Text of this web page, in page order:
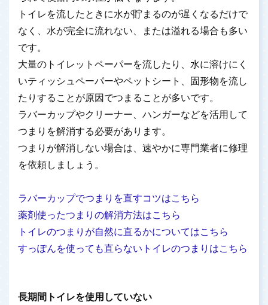
トイレを流したときに水が貯まるのが遅くなるだけで
なく、水が完全に流れない、または溢れる場合も多い
です。
大量のトイレットペーパーを流したり、水に溶けにく
いティッシュペーパーやペットシート、固形物を流し
たりすることが原因でつまることが多いです。
ラバーカップやクリーナー、ハンガーなどを活用して
つまりを解消する必要があります。
つまりが解消しない場合は、速やかに専門業者に修理
を依頼しましょう。
ラバーカップでつまりを直すコツはこちら
薬剤使ったつまりの解消方法はこちら
トイレのつまりが自然に直るかについてはこちら
すっぽんを使っても直らないトイレのつまりはこちら
長期間トイレを使用していない